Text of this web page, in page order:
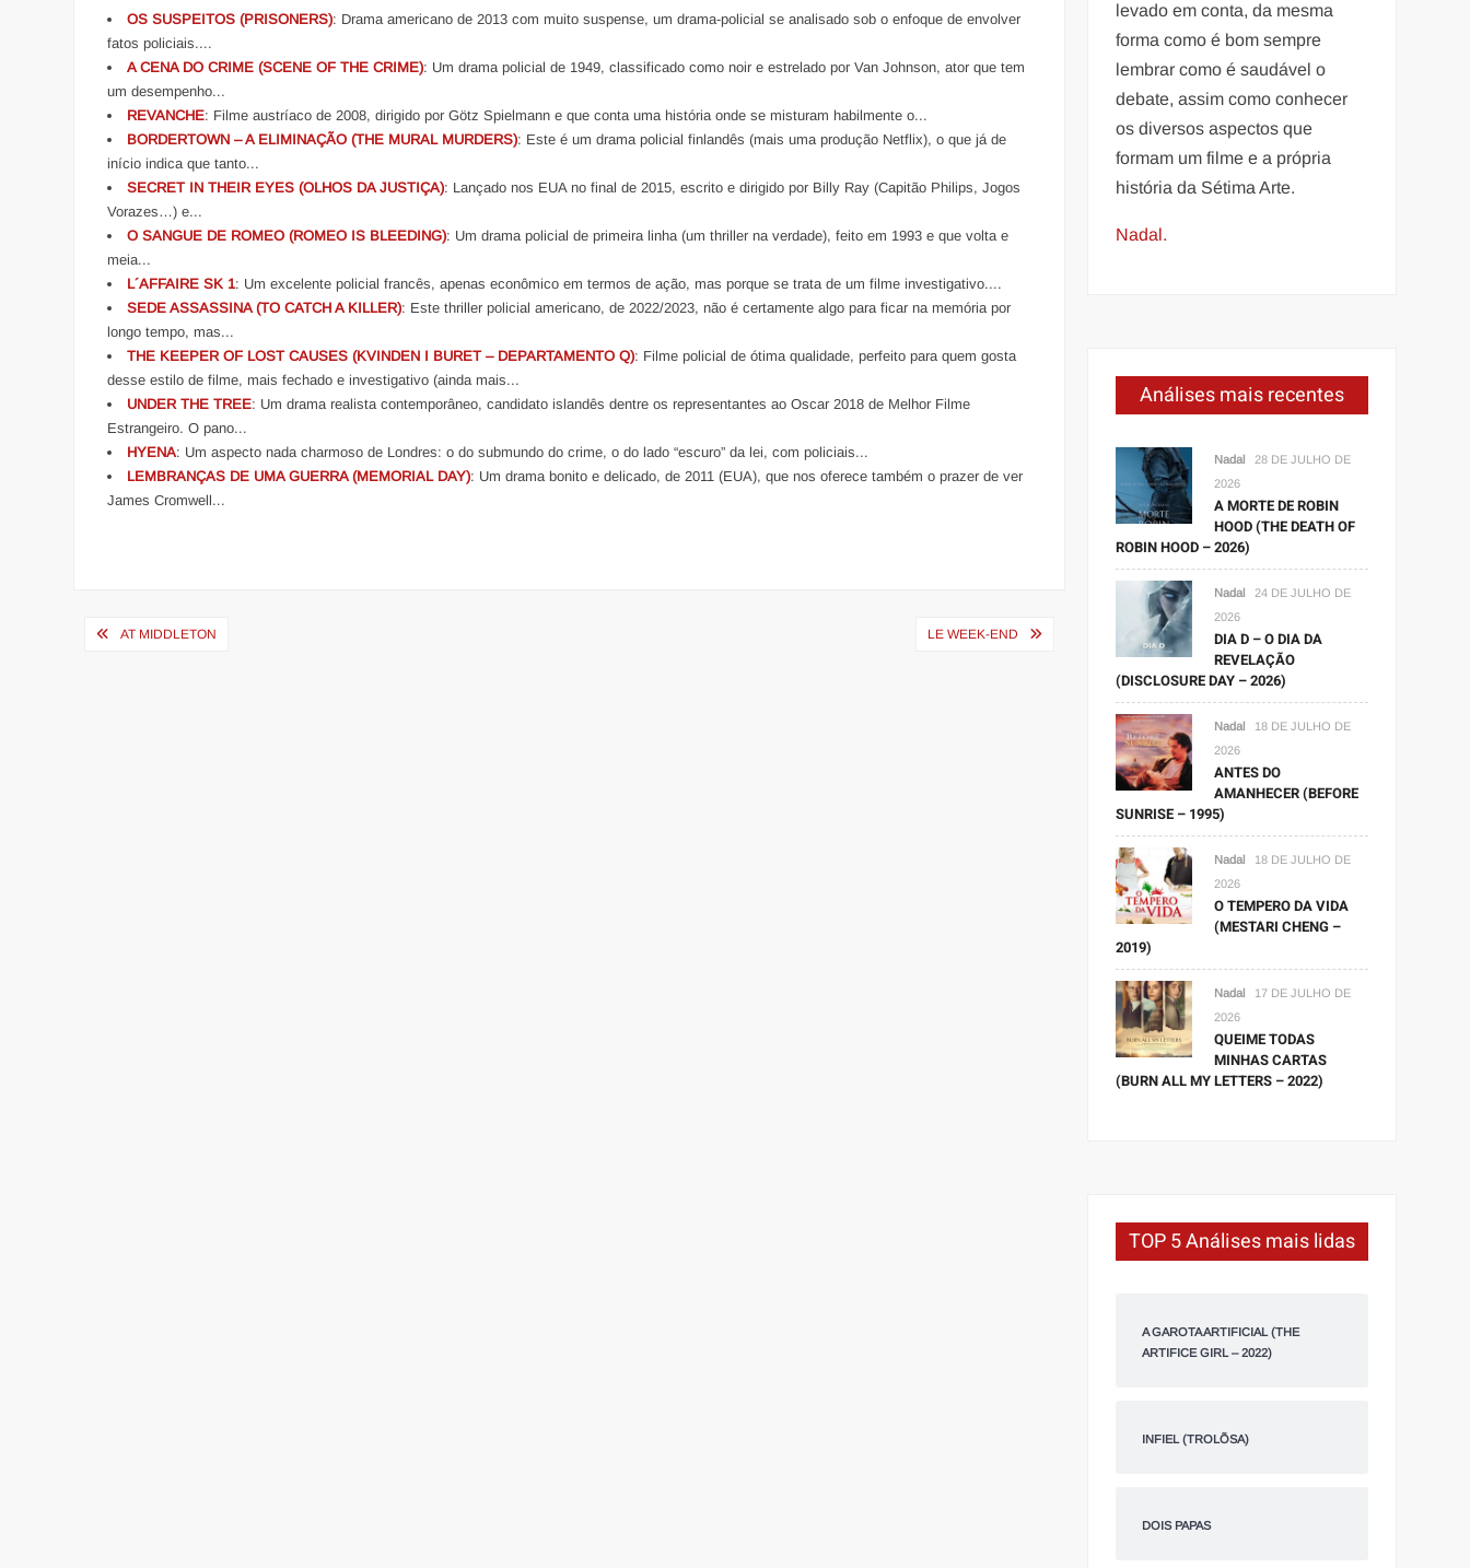
OS SUSPEITOS (PRISONERS): Drama americano de 2013 com muito suspense, um drama-policial se analisado sob o enfoque de envolver
fatos policiais....
A CENA DO CRIME (SCENE OF THE CRIME): Um drama policial de 1949, classificado como noir e estrelado por Van Johnson, ator que tem
um desempenho...
REVANCHE: Filme austríaco de 2008, dirigido por Götz Spielmann e que conta uma história onde se misturam habilmente o...
BORDERTOWN – A ELIMINAÇÃO (THE MURAL MURDERS): Este é um drama policial finlandês (mais uma produção Netflix), o que já de
início indica que tanto...
SECRET IN THEIR EYES (OLHOS DA JUSTIÇA): Lançado nos EUA no final de 2015, escrito e dirigido por Billy Ray (Capitão Philips, Jogos
Vorazes…) e...
O SANGUE DE ROMEO (ROMEO IS BLEEDING): Um drama policial de primeira linha (um thriller na verdade), feito em 1993 e que volta e
meia...
L´AFFAIRE SK 1: Um excelente policial francês, apenas econômico em termos de ação, mas porque se trata de um filme investigativo....
SEDE ASSASSINA (TO CATCH A KILLER): Este thriller policial americano, de 2022/2023, não é certamente algo para ficar na memória por
longo tempo, mas...
THE KEEPER OF LOST CAUSES (KVINDEN I BURET – DEPARTAMENTO Q): Filme policial de ótima qualidade, perfeito para quem gosta
desse estilo de filme, mais fechado e investigativo (ainda mais...
UNDER THE TREE: Um drama realista contemporâneo, candidato islandês dentre os representantes ao Oscar 2018 de Melhor Filme
Estrangeiro. O pano...
HYENA: Um aspecto nada charmoso de Londres: o do submundo do crime, o do lado “escuro” da lei, com policiais...
LEMBRANÇAS DE UMA GUERRA (MEMORIAL DAY): Um drama bonito e delicado, de 2011 (EUA), que nos oferece também o prazer de ver
James Cromwell...
Navegação
AT MIDDLETON LE WEEK-END
levado em conta, da mesma
forma como é bom sempre
lembrar como é saudável o
debate, assim como conhecer
os diversos aspectos que
formam um filme e a própria
história da Sétima Arte.
Nadal.
Análises mais recentes
Nadal
28 DE JULHO DE
2026
A MORTE DE ROBIN
HOOD (THE DEATH OF
ROBIN HOOD – 2026)
Nadal
24 DE JULHO DE
2026
DIA D – O DIA DA
REVELAÇÃO
(DISCLOSURE DAY – 2026)
Nadal
18 DE JULHO DE
2026
ANTES DO
AMANHECER (BEFORE
SUNRISE – 1995)
Nadal
18 DE JULHO DE
2026
O TEMPERO DA VIDA
(MESTARI CHENG –
2019)
Nadal
17 DE JULHO DE
2026
QUEIME TODAS
MINHAS CARTAS
(BURN ALL MY LETTERS – 2022)
TOP 5 Análises mais lidas
A GAROTA ARTIFICIAL (THE
ARTIFICE GIRL – 2022)
INFIEL (TROLÕSA)
DOIS PAPAS